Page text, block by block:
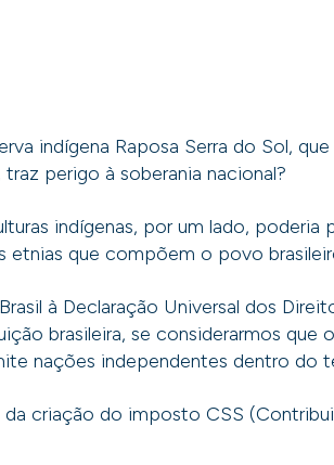
indígena Raposa Serra do Sol,
traz perigo à soberania nacional?
indígenas, por um lado, poderia
etnias que compõem o povo
à Declaração Universal dos
brasileira, se considerarmos que
nações independentes dentro do
criação do imposto CSS